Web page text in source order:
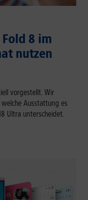
8 im
nutzen
vorgestellt. Wir
Ausstattung es
Ultra unterscheidet.